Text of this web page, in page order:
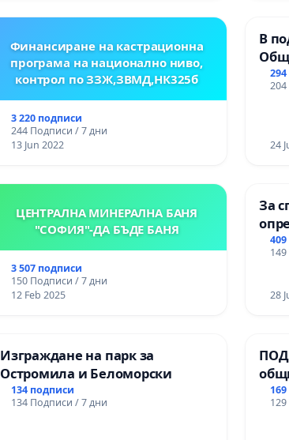
Финансиране на кастрационна
програма на национално ниво,
контрол по ЗЗЖ,ЗВМД,НК325б
3 220 подписи
244 Подписи / 7 дни
13 Jun 2022
В
24
ЦЕНТРАЛНА МИНЕРАЛНА БАНЯ
"СОФИЯ"-ДА БЪДЕ БАНЯ
3 507 подписи
150 Подписи / 7 дни
12 Feb 2025
За
28
Изграждане на парк за
Остромила и Беломорски
134 подписи
134 Подписи / 7 дни
за